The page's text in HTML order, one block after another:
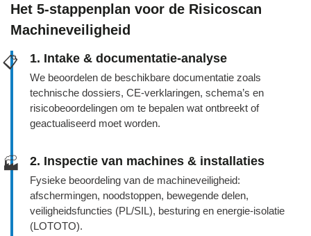
Het 5‑stappenplan voor de Risicoscan
Machineveiligheid
📋 1. Intake & documentatie‑analyse
We beoordelen de beschikbare documentatie zoals
technische dossiers, CE‑verklaringen, schema’s en
risicobeoordelingen om te bepalen wat ontbreekt of
geactualiseerd moet worden.
🏭 2. Inspectie van machines & installaties
Fysieke beoordeling van de machineveiligheid:
afschermingen, noodstoppen, bewegende delen,
veiligheidsfuncties (PL/SIL), besturing en energie‑isolatie
(LOTOTO).